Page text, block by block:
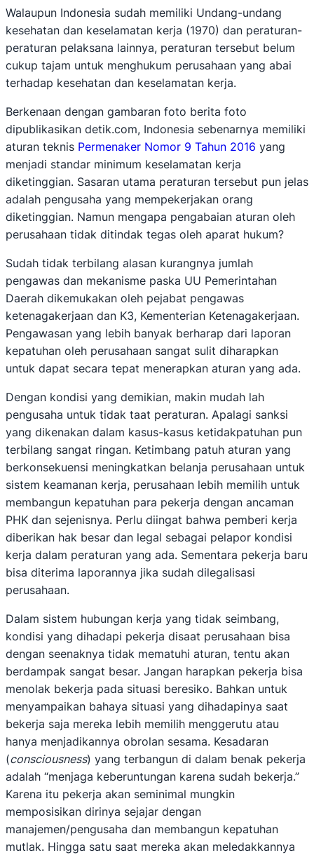
Walaupun Indonesia sudah memiliki Undang-undang
kesehatan dan keselamatan kerja (1970) dan peraturan-
peraturan pelaksana lainnya, peraturan tersebut belum
cukup tajam untuk menghukum perusahaan yang abai
terhadap kesehatan dan keselamatan kerja.
Berkenaan dengan gambaran foto berita foto
dipublikasikan detik.com, Indonesia sebenarnya memiliki
aturan teknis Permenaker Nomor 9 Tahun 2016 yang
menjadi standar minimum keselamatan kerja
diketinggian. Sasaran utama peraturan tersebut pun jelas
adalah pengusaha yang mempekerjakan orang
diketinggian. Namun mengapa pengabaian aturan oleh
perusahaan tidak ditindak tegas oleh aparat hukum?
Sudah tidak terbilang alasan kurangnya jumlah
pengawas dan mekanisme paska UU Pemerintahan
Daerah dikemukakan oleh pejabat pengawas
ketenagakerjaan dan K3, Kementerian Ketenagakerjaan.
Pengawasan yang lebih banyak berharap dari laporan
kepatuhan oleh perusahaan sangat sulit diharapkan
untuk dapat secara tepat menerapkan aturan yang ada.
Dengan kondisi yang demikian, makin mudah lah
pengusaha untuk tidak taat peraturan. Apalagi sanksi
yang dikenakan dalam kasus-kasus ketidakpatuhan pun
terbilang sangat ringan. Ketimbang patuh aturan yang
berkonsekuensi meningkatkan belanja perusahaan untuk
sistem keamanan kerja, perusahaan lebih memilih untuk
membangun kepatuhan para pekerja dengan ancaman
PHK dan sejenisnya. Perlu diingat bahwa pemberi kerja
diberikan hak besar dan legal sebagai pelapor kondisi
kerja dalam peraturan yang ada. Sementara pekerja baru
bisa diterima laporannya jika sudah dilegalisasi
perusahaan.
Dalam sistem hubungan kerja yang tidak seimbang,
kondisi yang dihadapi pekerja disaat perusahaan bisa
dengan seenaknya tidak mematuhi aturan, tentu akan
berdampak sangat besar. Jangan harapkan pekerja bisa
menolak bekerja pada situasi beresiko. Bahkan untuk
menyampaikan bahaya situasi yang dihadapinya saat
bekerja saja mereka lebih memilih menggerutu atau
hanya menjadikannya obrolan sesama. Kesadaran
(consciousness) yang terbangun di dalam benak pekerja
adalah “menjaga keberuntungan karena sudah bekerja.”
Karena itu pekerja akan seminimal mungkin
memposisikan dirinya sejajar dengan
manajemen/pengusaha dan membangun kepatuhan
mutlak. Hingga satu saat mereka akan meledakkannya